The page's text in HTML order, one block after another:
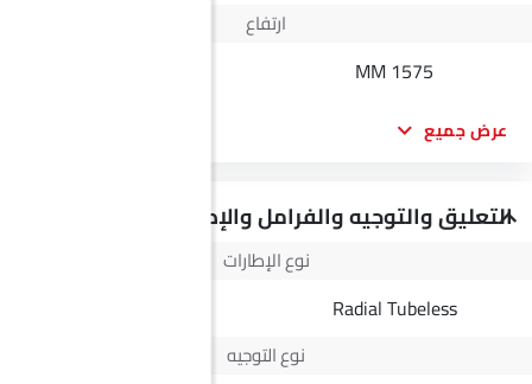
ارتفاع
1575 MM
عرض جميع
التعليق والتوجيه والفرامل والإطارات
نوع الإطارات
Radial Tubeless
نوع التوجيه